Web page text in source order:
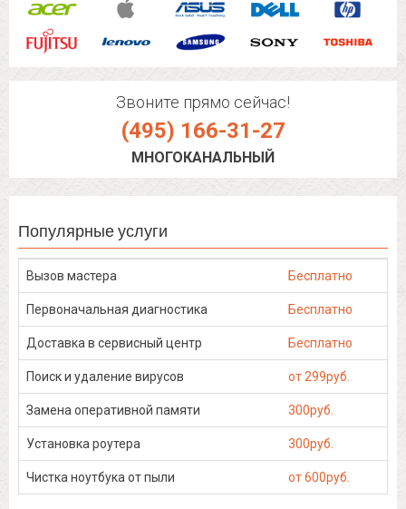
Звоните прямо сейчас!
(495) 166-31-27
МНОГОКАНАЛЬНЫЙ
Популярные услуги
Вызов мастера Бесплатно
Первоначальная диагностика Бесплатно
Доставка в сервисный центр Бесплатно
Поиск и удаление вирусов от 299руб.
Замена оперативной памяти 300руб.
Установка роутера 300руб.
Чистка ноутбука от пыли от 600руб.